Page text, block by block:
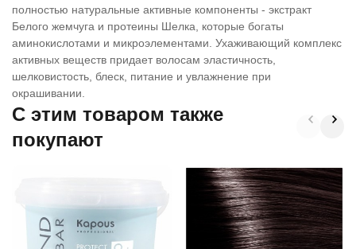
полностью натуральные активные компоненты - экстракт
Белого жемчуга и протеины Шелка, которые богаты
аминокислотами и микроэлементами. Ухаживающий комплекс
активных веществ придает волосам эластичность,
шелковистость, блеск, питание и увлажнение при
окрашивании.
C этим товаром также
покупают